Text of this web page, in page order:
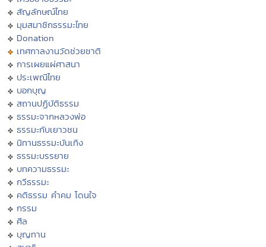
สัญลักษณ์ไทย
มุมสมาชิกธรรมะไทย
Donation
เทศกาลงานวัดช่วยชาติ
การเผยแผ่ศาสนา
ประเพณีไทย
บอกบุญ
สถานปฏิบัติธรรม
ธรรมะจากหลวงพ่อ
ธรรมะกับเยาวชน
นิทานธรรมะบันเทิง
ธรรมะบรรยาย
บทความธรรมะ
กวีธรรมะ
คติธรรม คำคม โดนใจ
กรรม
ศีล
บุญทาน